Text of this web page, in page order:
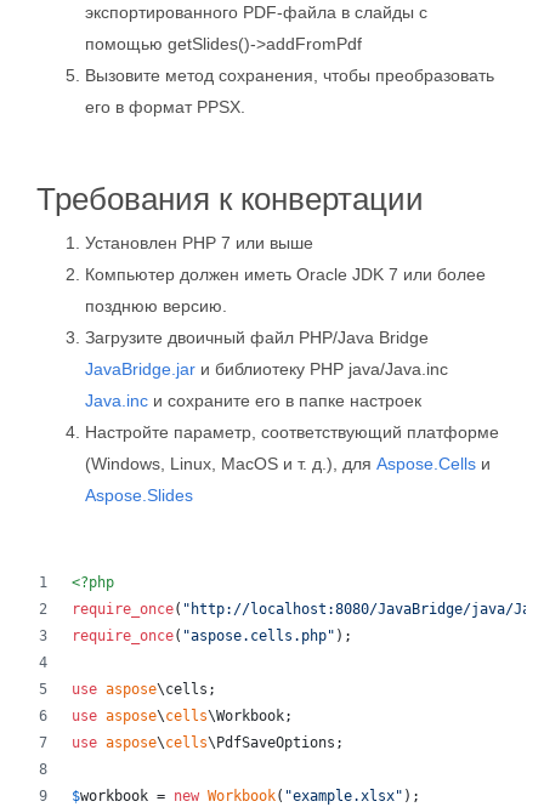
экспортированного PDF-файла в слайды с
помощью getSlides()->addFromPdf
Вызовите метод сохранения, чтобы преобразовать
его в формат PPSX.
Требования к конвертации
Установлен PHP 7 или выше
Компьютер должен иметь Oracle JDK 7 или более
позднюю версию.
Загрузите двоичный файл PHP/Java Bridge
JavaBridge.jar и библиотеку PHP java/Java.inc
Java.inc и сохраните его в папке настроек
Настройте параметр, соответствующий платформе
(Windows, Linux, MacOS и т. д.), для Aspose.Cells и
Aspose.Slides
<?php
require_once( " http://localhost:8080/JavaBridge/java/
require_once( "aspose.cells.php" );
use aspose\cells ;
use aspose\cells\Workbook;
use aspose\cells\ PdfSaveOptions ;
$workbook = new Workbook( "example.xlsx" );